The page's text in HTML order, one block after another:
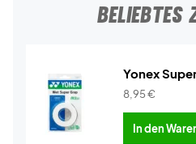
BELIEBTES
Yonex
8,95€
In den